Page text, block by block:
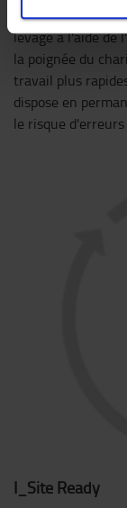
Il est possible de
levage à l'aide
la poignée du
travail plus
dispose en
le risque
I_Site Ready